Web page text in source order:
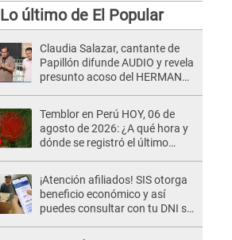
Lo último de El Popular
Claudia Salazar, cantante de
Papillón difunde AUDIO y revela
presunto acoso del HERMANO
shock"
Temblor en Perú HOY, 06 de
agosto de 2026: ¿A qué hora y
dónde se registró el último
¡Atención afiliados! SIS otorga
beneficio económico y así
puedes consultar con tu DNI si